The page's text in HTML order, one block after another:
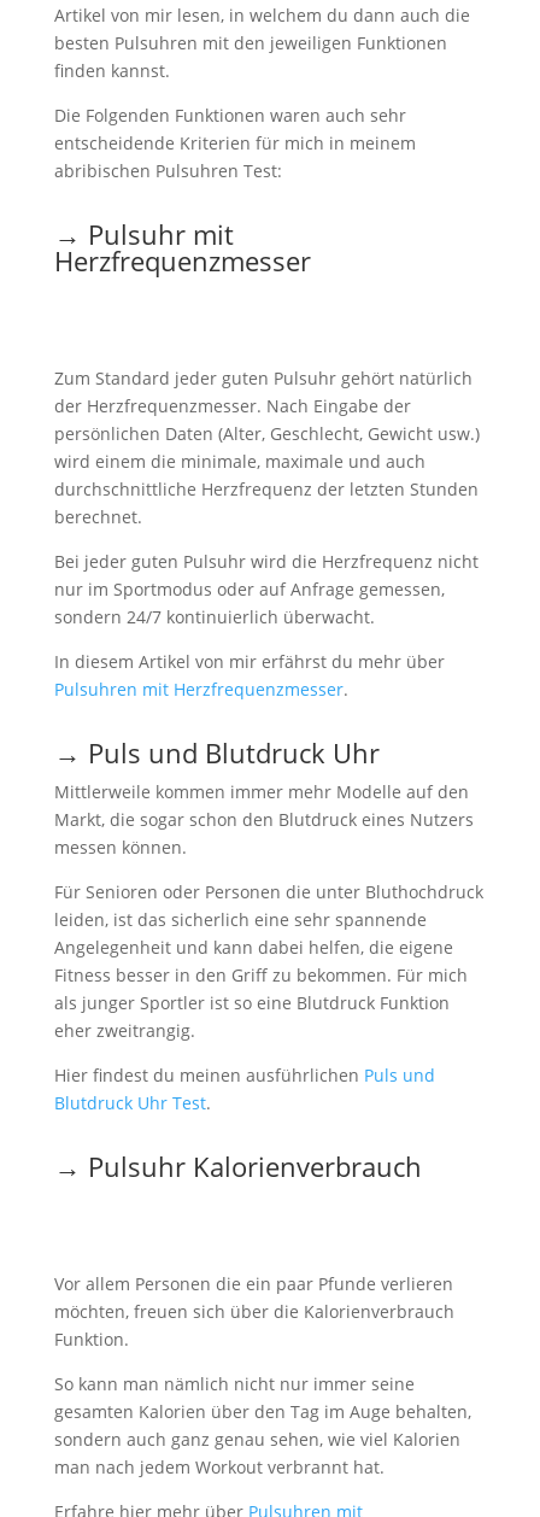
Artikel von mir lesen, in welchem du dann auch die
besten Pulsuhren mit den jeweiligen Funktionen
finden kannst.
Die Folgenden Funktionen waren auch sehr
entscheidende Kriterien für mich in meinem
abribischen Pulsuhren Test:
→ Pulsuhr mit
Herzfrequenzmesser
Zum Standard jeder guten Pulsuhr gehört natürlich
der Herzfrequenzmesser. Nach Eingabe der
persönlichen Daten (Alter, Geschlecht, Gewicht usw.)
wird einem die minimale, maximale und auch
durchschnittliche Herzfrequenz der letzten Stunden
berechnet.
Bei jeder guten Pulsuhr wird die Herzfrequenz nicht
nur im Sportmodus oder auf Anfrage gemessen,
sondern 24/7 kontinuierlich überwacht.
In diesem Artikel von mir erfährst du mehr über
Pulsuhren mit Herzfrequenzmesser.
→ Puls und Blutdruck Uhr
Mittlerweile kommen immer mehr Modelle auf den
Markt, die sogar schon den Blutdruck eines Nutzers
messen können.
Für Senioren oder Personen die unter Bluthochdruck
leiden, ist das sicherlich eine sehr spannende
Angelegenheit und kann dabei helfen, die eigene
Fitness besser in den Griff zu bekommen. Für mich
als junger Sportler ist so eine Blutdruck Funktion
eher zweitrangig.
Hier findest du meinen ausführlichen Puls und
Blutdruck Uhr Test.
→ Pulsuhr Kalorienverbrauch
Vor allem Personen die ein paar Pfunde verlieren
möchten, freuen sich über die Kalorienverbrauch
Funktion.
So kann man nämlich nicht nur immer seine
gesamten Kalorien über den Tag im Auge behalten,
sondern auch ganz genau sehen, wie viel Kalorien
man nach jedem Workout verbrannt hat.
Erfahre hier mehr über Pulsuhren mit